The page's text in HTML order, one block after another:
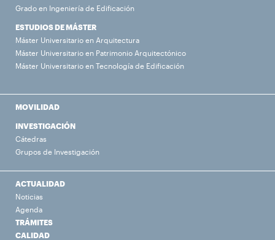
Grado en Ingeniería de Edificación
ESTUDIOS DE MÁSTER
Máster Universitario en Arquitectura
Máster Universitario en Patrimonio Arquitectónico
Máster Universitario en Tecnología de Edificación
MOVILIDAD
INVESTIGACIÓN
Cátedras
Grupos de Investigación
ACTUALIDAD
Noticias
Agenda
TRÁMITES
CALIDAD